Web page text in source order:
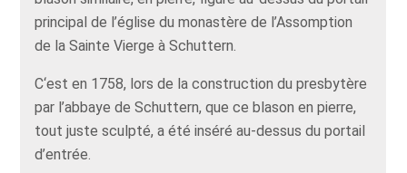
principal de l’église du monastère de l’Assomption
de la Sainte Vierge à Schuttern.
C‘est en 1758, lors de la construction du presbytère
par l’abbaye de Schuttern, que ce blason en pierre,
tout juste sculpté, a été inséré au-dessus du portail
d’entrée.